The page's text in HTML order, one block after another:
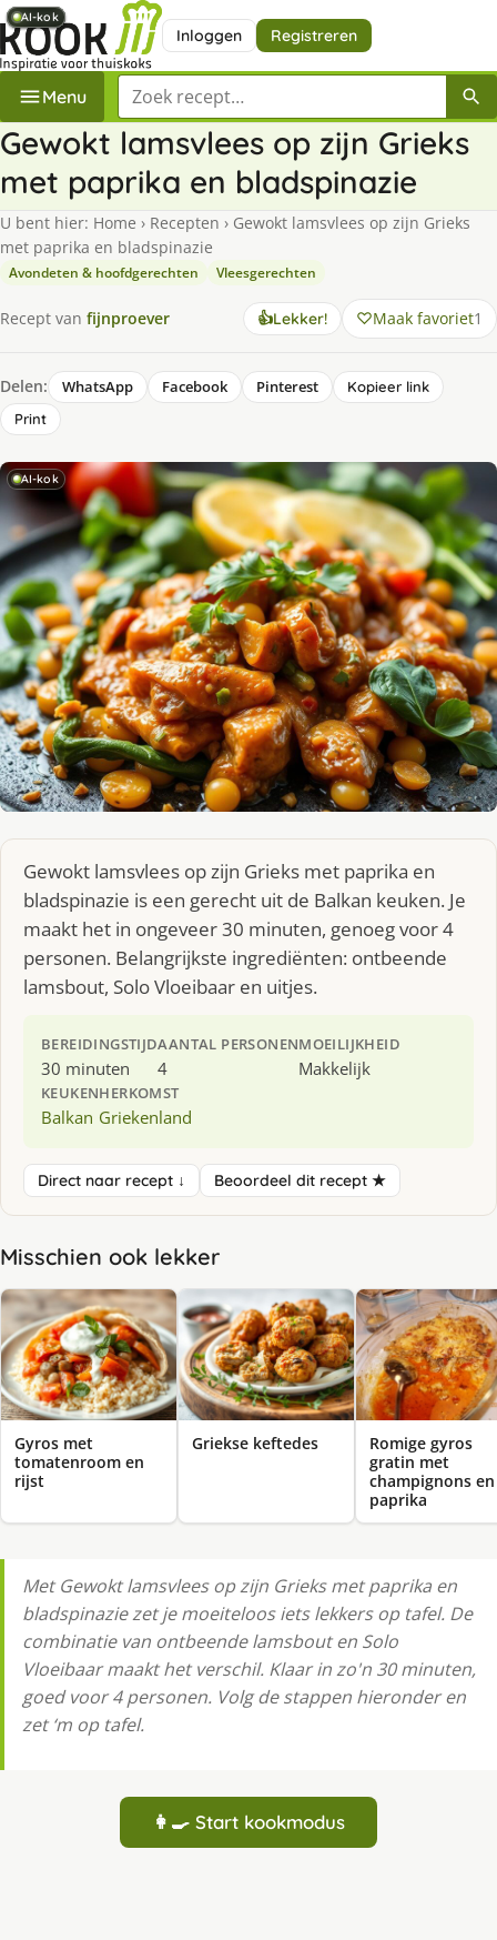
Inloggen Registreren
Menu Zoek een recept
Gewokt lamsvlees op zijn Grieks
met paprika en bladspinazie
U bent hier: Home › Recepten › Gewokt lamsvlees op zijn Grieks
met paprika en bladspinazie
Avondeten & hoofdgerechten Vleesgerechten
Recept van fijnproever 👍Lekker! Maak favoriet1
Delen: WhatsApp Facebook Pinterest
Kopieer link
Print
AI-kok
Gewokt lamsvlees op zijn Grieks met paprika en
bladspinazie is een gerecht uit de Balkan keuken. Je
maakt het in ongeveer 30 minuten, genoeg voor 4
personen. Belangrijkste ingrediënten: ontbeende
lamsbout, Solo Vloeibaar en uitjes.
BEREIDINGSTIJD
30 minuten
AANTAL PERSONEN
4
MOEILIJKHEID
Makkelijk
KEUKEN
Balkan
HERKOMST
Griekenland
Direct naar recept ↓ Beoordeel dit recept ★
Misschien ook lekker
AI-kok
Gyros met
tomatenroom en
rijst
AI-kok
Griekse keftedes
Romige gyros
gratin met
champignons en
paprika
AI-kok
AI-kok
AI-kok
AI-kok
Met Gewokt lamsvlees op zijn Grieks met paprika en
bladspinazie zet je moeiteloos iets lekkers op tafel. De
combinatie van ontbeende lamsbout en Solo
Vloeibaar maakt het verschil. Klaar in zo'n 30 minuten,
goed voor 4 personen. Volg de stappen hieronder en
zet ‘m op tafel.
👩‍🍳 Start kookmodus